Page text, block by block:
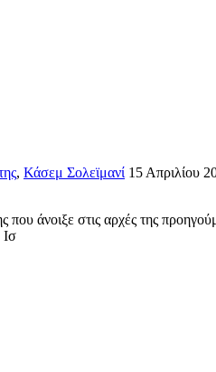
, Κάσεμ Σολεϊμανί 15 Απριλίου
άνοιξε στις αρχές της